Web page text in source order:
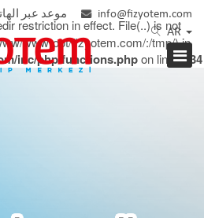
restriction in effect. File(..) is not
wwwroot/fizyotem.com/:/tmp/) in
inc/php/functions.phpon line2934
موعد عبر info@fizyotem.com
AR